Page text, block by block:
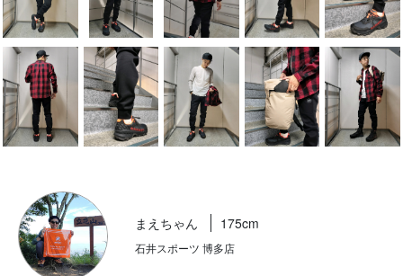
まえちゃん 175cm
石井スポーツ 博多店